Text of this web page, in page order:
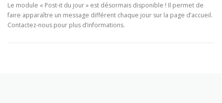
Le module « Post-it du jour » est désormais disponible ! Il permet de
faire apparaître un message différent chaque jour sur la page d’accueil.
Contactez-nous pour plus d’informations.